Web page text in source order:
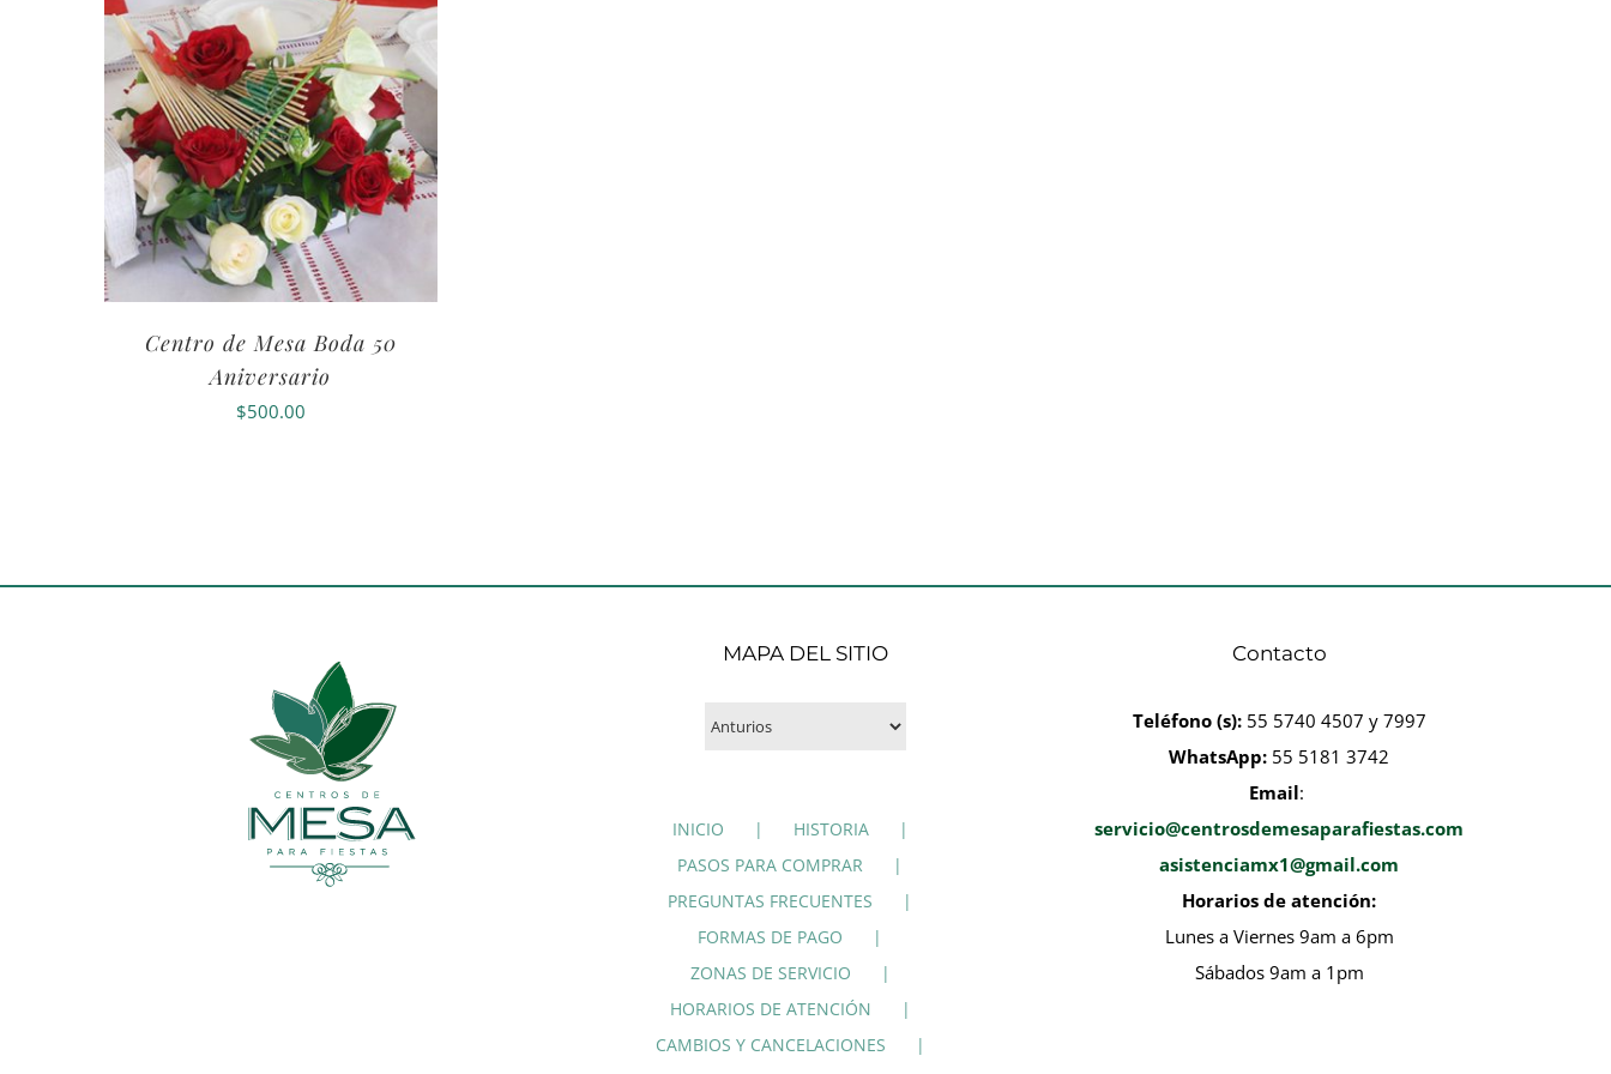
Centro de Mesa Boda 50
Aniversario
$500.00
MAPA DEL SITIO
INICIO
HISTORIA
PASOS PARA COMPRAR
PREGUNTAS FRECUENTES
FORMAS DE PAGO
ZONAS DE SERVICIO
HORARIOS DE ATENCIÓN
CAMBIOS Y CANCELACIONES
Contacto
Teléfono (s):55 5740 4507 y 7997
WhatsApp: 55 5181 3742
Email:
servicio@centrosdemesaparafiestas.com
asistenciamx1@gmail.com
Horarios de atención:
Lunes a Viernes 9am a 6pm
Sábados 9am a 1pm